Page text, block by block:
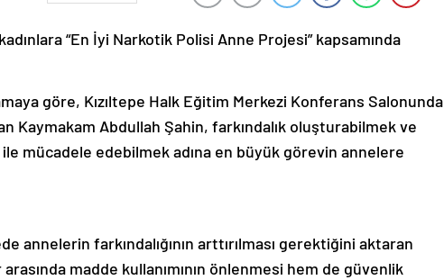
“En İyi Narkotik Polisi Anne Projesi” kapsamında
göre, Kızıltepe Halk Eğitim Merkezi Konferans Salonunda
Kaymakam Abdullah Şahin, farkındalık oluşturabilmek ve
mücadele edebilmek adına en büyük görevin annelere
annelerin farkındalığının arttırılması gerektiğini aktaran
madde kullanımının önlenmesi hem de güvenlik